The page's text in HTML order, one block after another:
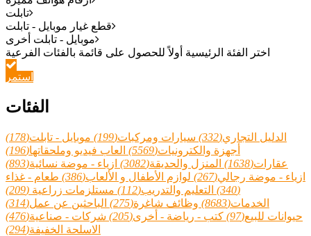
تابلت
قطع غيار موبايل - تابلت
موبايل - تابلت أخرى
استمر
الفئات
الدليل التجاري(332) سيارات ومركبات(199) موبايل - تابلت(178)
أجهزة والكترونيات(5569) العاب فيديو وملحقاتها(196)
عقارات(1638) المنزل والحديقة(3082) ازياء - موضة نسائية(893)
ازياء - موضة رجالي(267) لوازم الأطفال و الألعاب(386)
طعام - غذاء
(340)
التعليم والتدريب(112) مستلزمات زراعية (209)
الخدمات(8683) وظائف شاغرة(275) الباحثين عن عمل(314)
حيوانات للبيع(97) كتب - رياضة - أخرى(205) شركات - صناعية(476)
الاسلحة الخفيفة(294)